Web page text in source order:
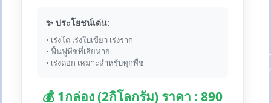
✨ ประโยชน์เด่น:
• เร่งโต เร่งใบเขียว เร่งราก
• ฟื้นฟูพืชที่เสียหาย
• เร่งดอก เหมาะสำหรับทุกพืช
💰 1กล่อง (2กิโลกรัม) ราคา : 890